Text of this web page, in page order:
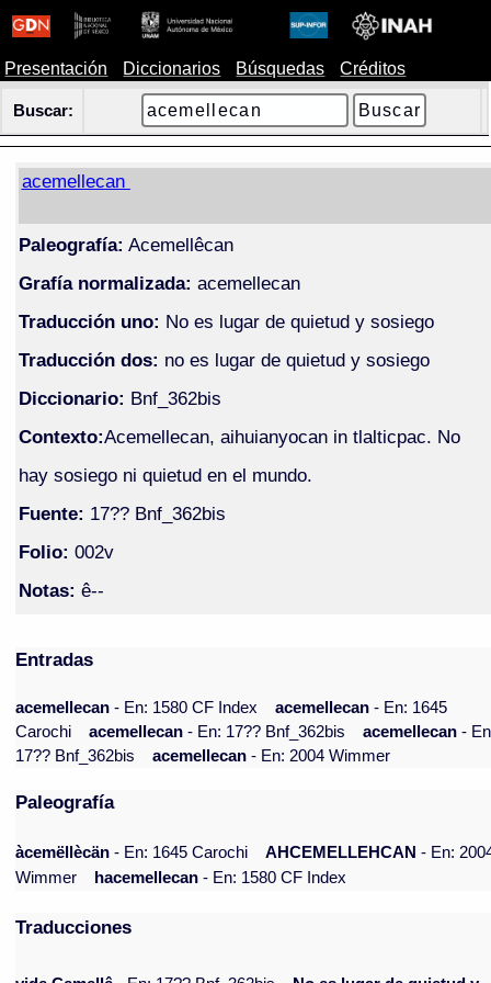
Presentación Diccionarios Búsquedas Créditos
Buscar:
acemellecan
Paleografía: Acemellêcan
Grafía normalizada: acemellecan
Traducción uno: No es lugar de quietud y sosiego
Traducción dos: no es lugar de quietud y sosiego
Diccionario: Bnf_362bis
Contexto:Acemellecan, aihuianyocan in tlalticpac. No
hay sosiego ni quietud en el mundo.
Fuente: 17?? Bnf_362bis
Folio: 002v
Notas: ê--
Entradas
acemellecan- En: 1580 CF Index acemellecan- En: 1645
Carochi
acemellecan- En: 17?? Bnf_362bis acemellecan-
17?? Bnf_362bis
acemellecan- En: 2004 Wimmer
Paleografía
àcemëllècän - En: 1645 Carochi AHCEMELLEHCAN - En:
Wimmer
hacemellecan - En: 1580 CF Index
Traducciones